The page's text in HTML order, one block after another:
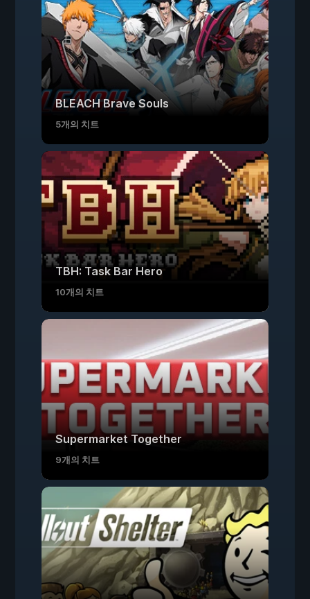
BLEACH Brave Souls
5개의 치트
TBH: Task Bar Hero
10개의 치트
Supermarket Together
9개의 치트